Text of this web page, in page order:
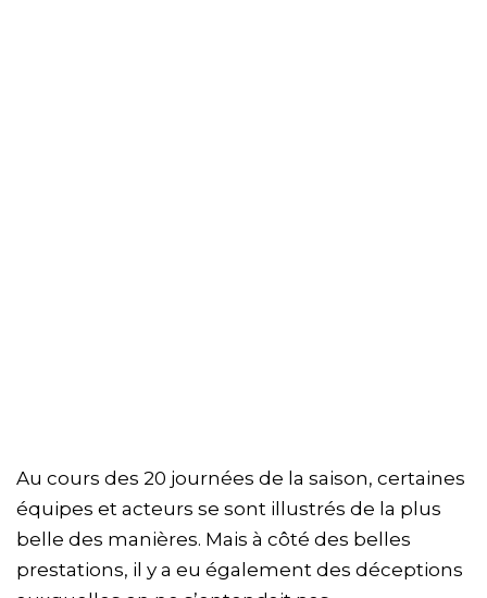
Au cours des 20 journées de la saison, certaines
équipes et acteurs se sont illustrés de la plus
belle des manières. Mais à côté des belles
prestations, il y a eu également des déceptions